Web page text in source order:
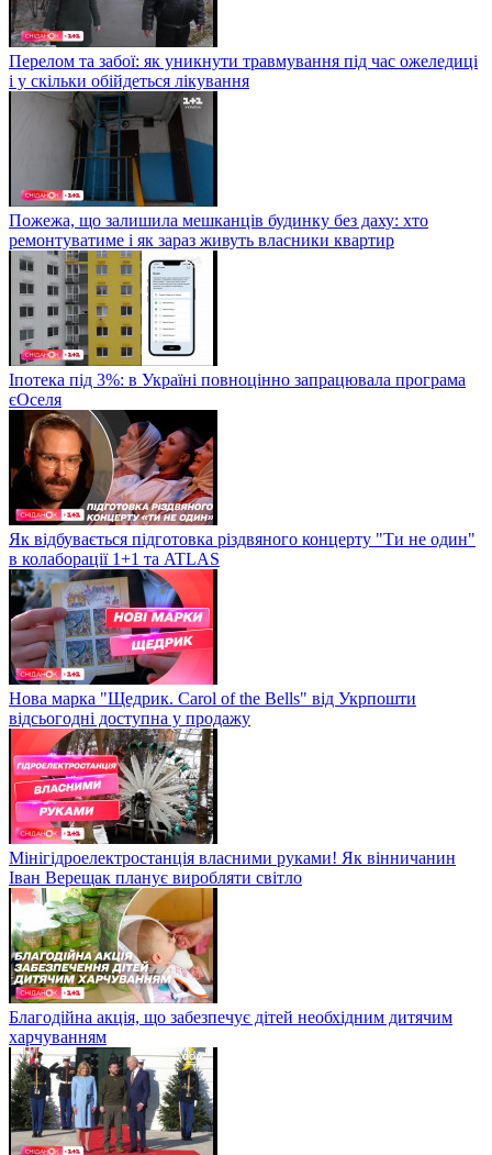
Перелом та забої: як уникнути травмування під час ожеледиці
і у скільки обійдеться лікування
Пожежа, що залишила мешканців будинку без даху: хто
ремонтуватиме і як зараз живуть власники квартир
Іпотека під 3%: в Україні повноцінно запрацювала програма
єОселя
Як відбувається підготовка різдвяного концерту "Ти не один"
в колаборації 1+1 та ATLAS
Нова марка "Щедрик. Carol of the Bells" від Укрпошти
відсьогодні доступна у продажу
Мінігідроелектростанція власними руками! Як вінничанин
Іван Верещак планує виробляти світло
Благодійна акція, що забезпечує дітей необхідним дитячим
харчуванням